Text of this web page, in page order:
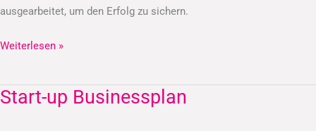
ausgearbeitet, um den Erfolg zu sichern.
Weiterlesen »
Start-up Businessplan
Start-